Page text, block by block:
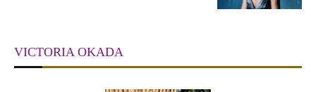
VICTORIA OKADA